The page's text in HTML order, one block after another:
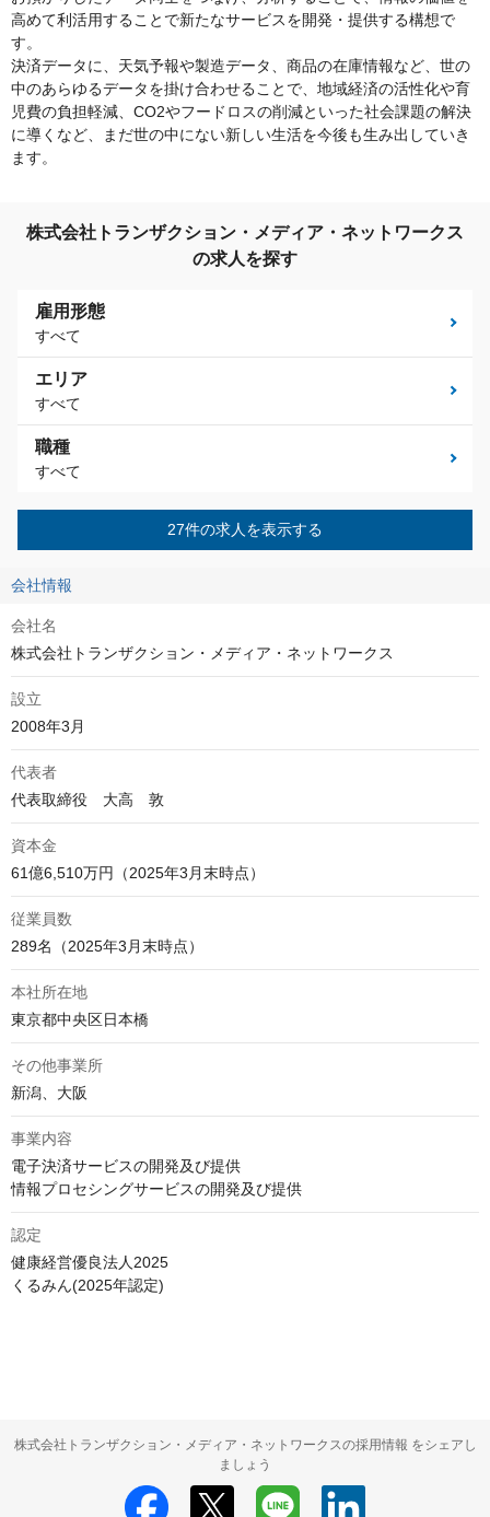
高めて利活用することで新たなサービスを開発・提供する構想で
す。
決済データに、天気予報や製造データ、商品の在庫情報など、世の
中のあらゆるデータを掛け合わせることで、地域経済の活性化や育
児費の負担軽減、CO2やフードロスの削減といった社会課題の解決
に導くなど、まだ世の中にない新しい生活を今後も生み出していき
ます。
株式会社トランザクション・メディア・ネットワークス
の求人を探す
雇用形態
すべて
エリア
すべて
職種
すべて
27件の求人を表示する
会社情報
会社名
株式会社トランザクション・メディア・ネットワークス
設立
2008年3月
代表者
代表取締役　大高　敦
資本金
61億6,510万円（2025年3月末時点）
従業員数
289名（2025年3月末時点）
本社所在地
東京都中央区日本橋
その他事業所
新潟、大阪
事業内容
電子決済サービスの開発及び提供
情報プロセシングサービスの開発及び提供
認定
健康経営優良法人2025
くるみん(2025年認定)
株式会社トランザクション・メディア・ネットワークスの採用情報 をシェアし
ましょう